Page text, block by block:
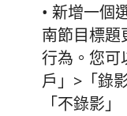
• 新增一個
南節目標題
行為。您可
戶」>「錄
「不錄影